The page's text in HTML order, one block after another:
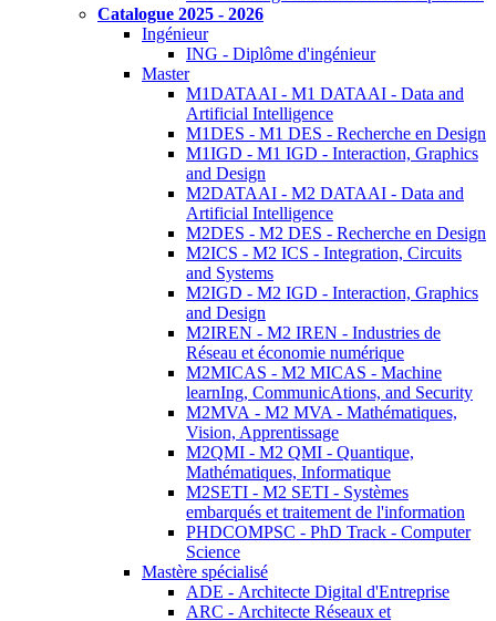
Catalogue 2025 - 2026
Ingénieur
ING - Diplôme d'ingénieur
Master
M1DATAAI - M1 DATAAI - Data and
Artificial Intelligence
M1DES - M1 DES - Recherche en Design
M1IGD - M1 IGD - Interaction, Graphics
and Design
M2DATAAI - M2 DATAAI - Data and
Artificial Intelligence
M2DES - M2 DES - Recherche en Design
M2ICS - M2 ICS - Integration, Circuits
and Systems
M2IGD - M2 IGD - Interaction, Graphics
and Design
M2IREN - M2 IREN - Industries de
Réseau et économie numérique
M2MICAS - M2 MICAS - Machine
learnIng, CommunicAtions, and Security
M2MVA - M2 MVA - Mathématiques,
Vision, Apprentissage
M2QMI - M2 QMI - Quantique,
Mathématiques, Informatique
M2SETI - M2 SETI - Systèmes
embarqués et traitement de l'information
PHDCOMPSC - PhD Track - Computer
Science
Mastère spécialisé
ADE - Architecte Digital d'Entreprise
ARC - Architecte Réseaux et